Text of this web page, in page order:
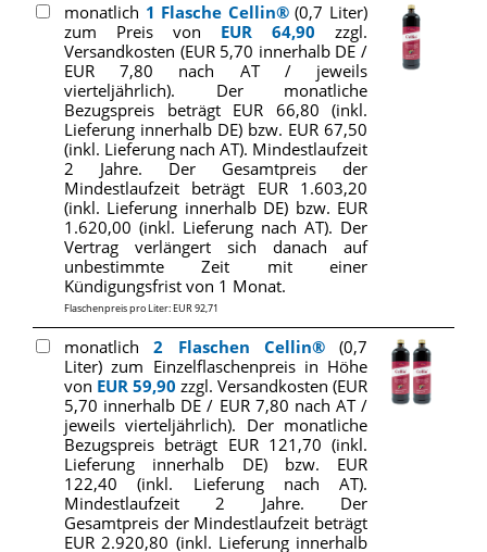
monatlich 1 Flasche Cellin®(0,7 Liter)
zum Preis von EUR 64,90 zzgl.
Versandkosten (EUR 5,70 innerhalb DE /
EUR 7,80 nach AT / jeweils
vierteljährlich). Der monatliche
Bezugspreis beträgt EUR 66,80 (inkl.
Lieferung innerhalb DE) bzw. EUR 67,50
(inkl. Lieferung nach AT). Mindestlaufzeit
2 Jahre. Der Gesamtpreis der
Mindestlaufzeit beträgt EUR 1.603,20
(inkl. Lieferung innerhalb DE) bzw. EUR
1.620,00 (inkl. Lieferung nach AT). Der
Vertrag verlängert sich danach auf
unbestimmte Zeit mit einer
Kündigungsfrist von 1 Monat.
Flaschenpreis pro Liter: EUR 92,71
monatlich2 Flaschen Cellin®(0,7
Liter) zum Einzelflaschenpreis in Höhe
von EUR 59,90 zzgl. Versandkosten (EUR
5,70 innerhalb DE / EUR 7,80 nach AT /
jeweils vierteljährlich). Der monatliche
Bezugspreis beträgt EUR 121,70 (inkl.
Lieferung innerhalb DE) bzw. EUR
122,40 (inkl. Lieferung nach AT).
Mindestlaufzeit 2 Jahre. Der
Gesamtpreis der Mindestlaufzeit beträgt
EUR 2.920,80 (inkl. Lieferung innerhalb